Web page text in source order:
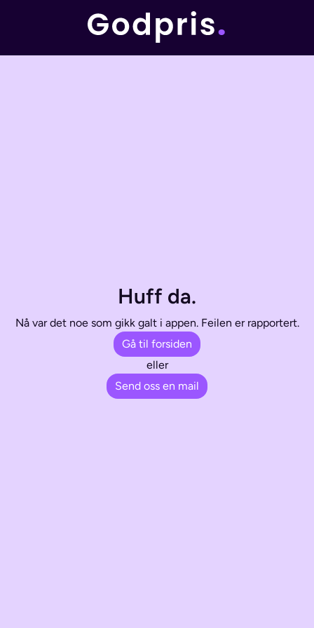
Huff da.
Nå var det noe som gikk galt i appen. Feilen er rapportert.
Gå til forsiden
eller
Send oss en mail